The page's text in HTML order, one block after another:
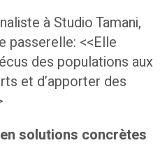
à Studio Tamani,
passerelle: <<Elle
des populations aux
et d’apporter des
solutions concrètes